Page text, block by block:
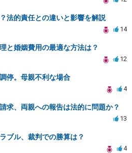
法的責任との違いと影響を解説
14
と婚姻費用の最適な方法は？
12
停。母親不利な場合
4
求、両親への報告は法的に問題か？
13
ブル、裁判での勝算は？
4